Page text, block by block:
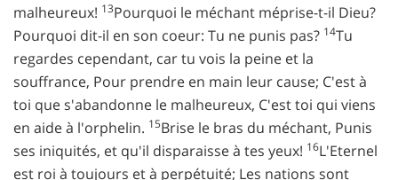
malheureux! 13Pourquoi le méchant méprise-t-il Dieu?
Pourquoi dit-il en son coeur: Tu ne punis pas? 14Tu
regardes cependant, car tu vois la peine et la
souffrance, Pour prendre en main leur cause; C'est à
toi que s'abandonne le malheureux, C'est toi qui viens
en aide à l'orphelin. 15Brise le bras du méchant, Punis
ses iniquités, et qu'il disparaisse à tes yeux! 16L'Eternel
est roi à toujours et à perpétuité; Les nations sont